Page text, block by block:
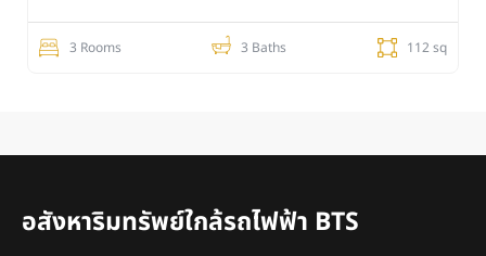
3 Rooms 3 Baths 112 sq
อสังหาริมทรัพย์ใกล้รถไฟฟ้า BTS